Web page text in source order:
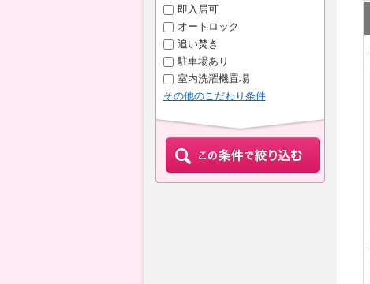
即入居可
オートロック
追い焚き
駐車場あり
室内洗濯機置場
その他のこだわり条件